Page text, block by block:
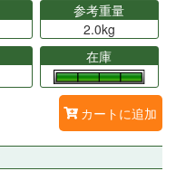
参考重量
2.0kg
在庫
カートに追加